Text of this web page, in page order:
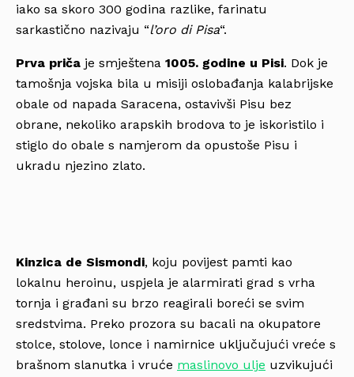
iako sa skoro 300 godina razlike, farinatu
sarkastično nazivaju “l’oro di Pisa“.
Prva priča je smještena 1005. godine u Pisi. Dok je
tamošnja vojska bila u misiji oslobađanja kalabrijske
obale od napada Saracena, ostavivši Pisu bez
obrane, nekoliko arapskih brodova to je iskoristilo i
stiglo do obale s namjerom da opustoše Pisu i
ukradu njezino zlato.
Kinzica de Sismondi, koju povijest pamti kao
lokalnu heroinu, uspjela je alarmirati grad s vrha
tornja i građani su brzo reagirali boreći se svim
sredstvima. Preko prozora su bacali na okupatore
stolce, stolove, lonce i namirnice uključujući vreće s
brašnom slanutka i vruće maslinovo ulje uzvikujući